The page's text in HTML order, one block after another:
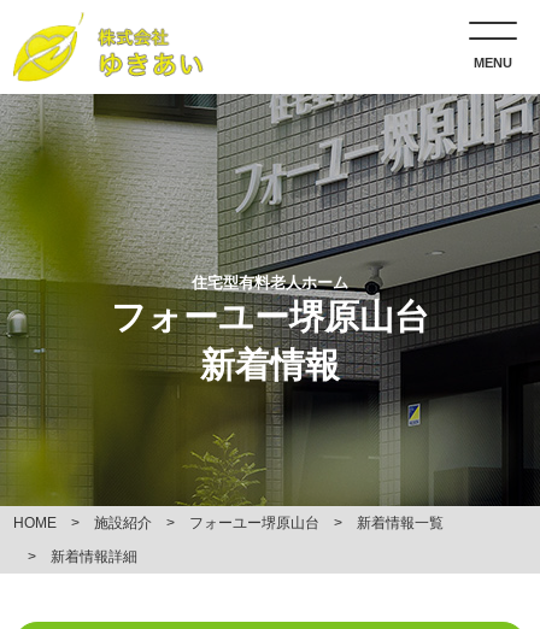
MENU
住宅型有料老人ホーム
フォーユー堺原山台
新着情報
HOME 施設紹介 フォーユー堺原山台
新着情報一覧
新着情報詳細